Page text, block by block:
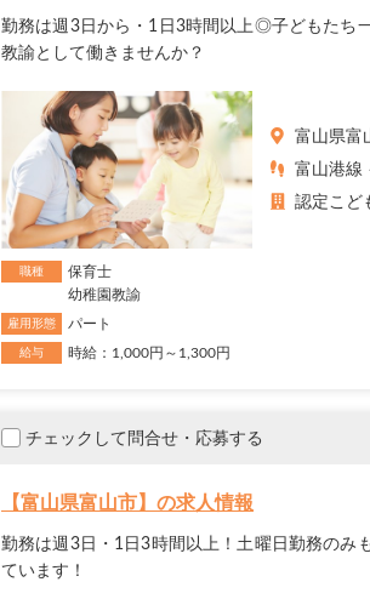
勤務は週3日から・1日3時間以上◎子どもたち
教諭として働きませんか？
富山県富
富山港線
認定こど
職種
保育士
幼稚園教諭
雇用形態 パート
給与 時給：1,000円～1,300円
チェックして問合せ・応募する
【富山県富山市】の求人情報
勤務は週3日・1日3時間以上！土曜日勤務の
ています！